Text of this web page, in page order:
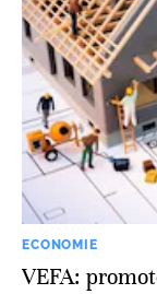
ECONOMIE
VEFA: